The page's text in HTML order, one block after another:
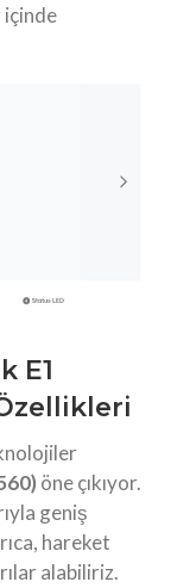
içinde
E1
öne çıkıyor.
geniş
hareket
alabiliriz.